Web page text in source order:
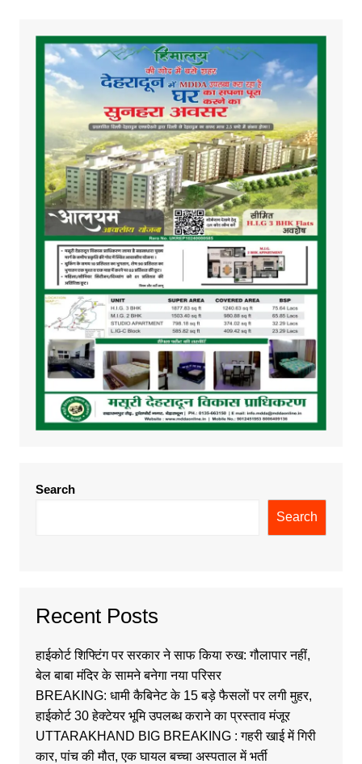
Search
Search
Recent Posts
हाईकोर्ट शिफ्टिंग पर सरकार ने साफ किया रुख: गौलापार नहीं,
बेल बाबा मंदिर के सामने बनेगा नया परिसर
BREAKING: धामी कैबिनेट के 15 बड़े फैसलों पर लगी मुहर,
हाईकोर्ट 30 हेक्टेयर भूमि उपलब्ध कराने का प्रस्ताव मंजूर
UTTARAKHAND BIG BREAKING : गहरी खाई में गिरी
कार, पांच की मौत, एक घायल बच्चा अस्पताल में भर्ती